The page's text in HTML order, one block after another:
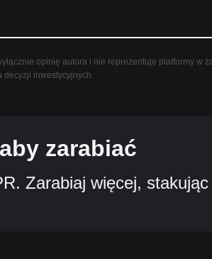
opinię autora i nie reprezentuje platformy w
decyzji inwestycyjnych.
zarabiać
Zarabiaj więcej, stakując